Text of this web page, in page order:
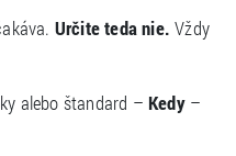
Určite teda nie. Vždy
alebo štandard – Kedy–